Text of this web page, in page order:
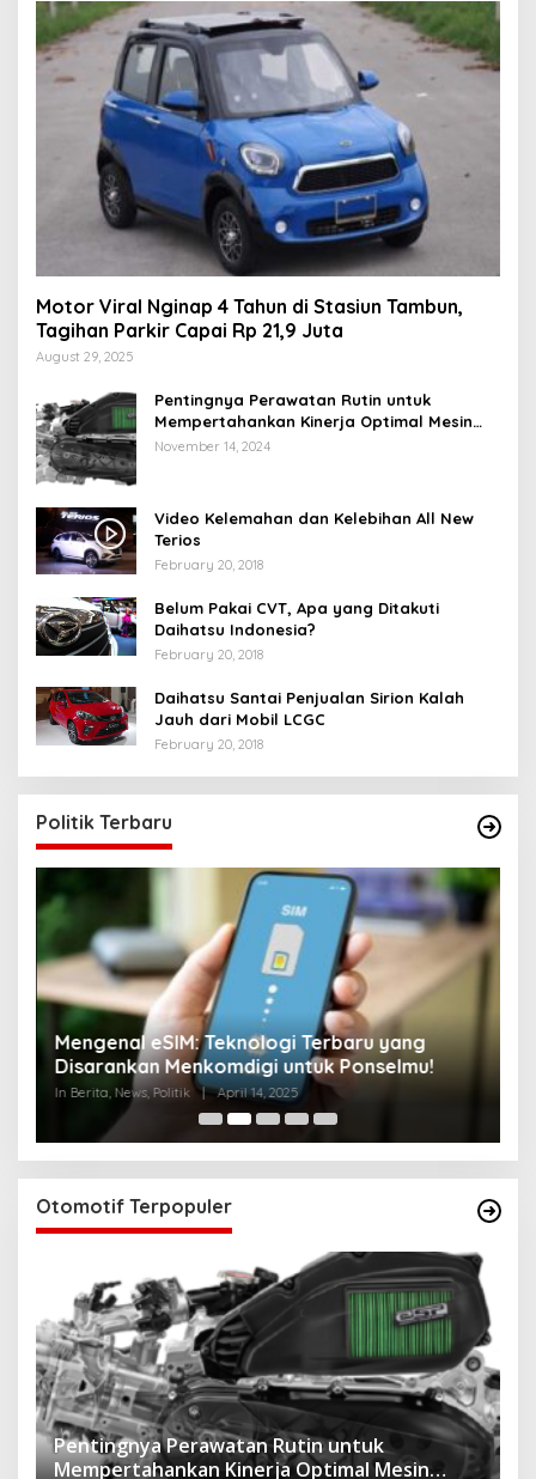
Motor Viral Nginap 4 Tahun di Stasiun Tambun,
Tagihan Parkir Capai Rp 21,9 Juta
August 29, 2025
Pentingnya Perawatan Rutin untuk
Mempertahankan Kinerja Optimal Mesin
Motor Matic Anda
November 14, 2024
Video Kelemahan dan Kelebihan All New
Terios
February 20, 2018
Belum Pakai CVT, Apa yang Ditakuti
Daihatsu Indonesia?
February 20, 2018
Daihatsu Santai Penjualan Sirion Kalah
Jauh dari Mobil LCGC
February 20, 2018
Politik Terbaru
Mengenal eSIM: Teknologi Terbaru yang
Disarankan Menkomdigi untuk Ponselmu!
In Berita, News, Politik | April 14, 2025
Otomotif Terpopuler
Pentingnya Perawatan Rutin untuk
Mempertahankan Kinerja Optimal Mesin